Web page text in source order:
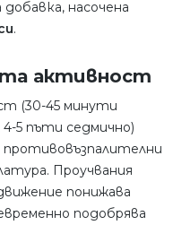
насочена
.
активност
(30-45 минути
4-5 пъти седмично)
Проучвания
понижава
подобрява